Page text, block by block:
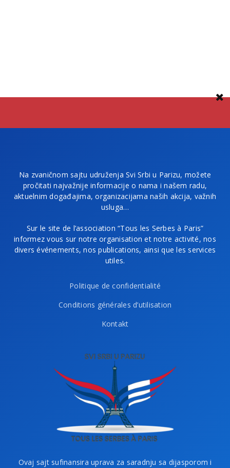
Na zvaničnom sajtu udruženja Svi Srbi u Parizu, možete
pročitati najvažnije informacije o nama i našem radu,
aktuelnim događajima, organizacijama naših akcija, važnih
usluga…
Sur le site de l’association “Tous les Serbes à Paris”
informez vous sur notre organisation et notre activité, nos
divers événements, nos publications, ainsi que les services
utiles.
Politique de confidentialité
Conditions générales d’utilisation
Kontakt
Ovaj sajt sufinansira uprava za saradnju sa dijasporom i